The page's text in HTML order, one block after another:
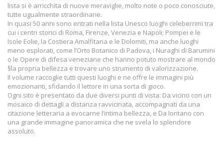
lista si è arricchita di nuove meraviglie, molto note o poco conosciute,
tutte ugualmente straordinarie.
In quasi 50 anni sono entrati nella lista Unesco luoghi celeberrimi tra
cui i centri storici di Roma, Firenze, Venezia e Napoli; Pompei e le
Isole Eolie, la Costiera Amalfitana e le Dolomiti, ma anche luoghi
meno esplorati, come l’Orto Botanico di Padova, i Nuraghi di Barumini
o le Opere di difesa veneziane che hanno potuto mostrare al mondo
§la propria bellezza e trovare uno strumento di valorizzazione.
Il volume raccoglie tutti questi luoghi e ne offre le immagini più
emozionanti, sfidando il lettore in una sorta di gioco.
Ogni sito è presentato da due diversi punti di vista: Da vicino con un
mosaico di dettagli a distanza ravvicinata, accompagnati da una
citazione letteraria a evocarne l’intima bellezza, e Da lontano con
una grande immagine panoramica che ne svela lo splendore
assoluto.